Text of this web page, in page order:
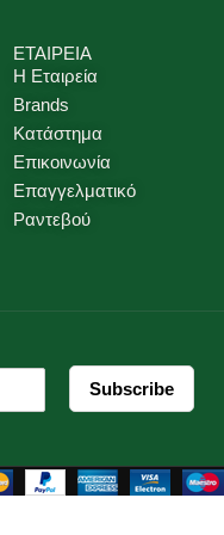
ΕΤΑΙΡΕΙΑ
Η Εταιρεία
Brands
Κατάστημα
Επικοινωνία
Επαγγελματικό
Ραντεβού